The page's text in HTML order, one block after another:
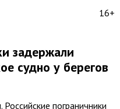
16+
задержали
судно у берегов
пограничники